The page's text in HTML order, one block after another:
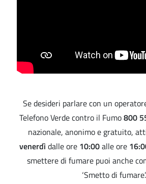
Se desideri parlare con un
Telefono Verde contro il Fumo800
nazionale, anonimo e gratuito,
venerdìdalle ore 10:00alle ore
smettere di fumare puoi anche
‘Smetto di fumare’.